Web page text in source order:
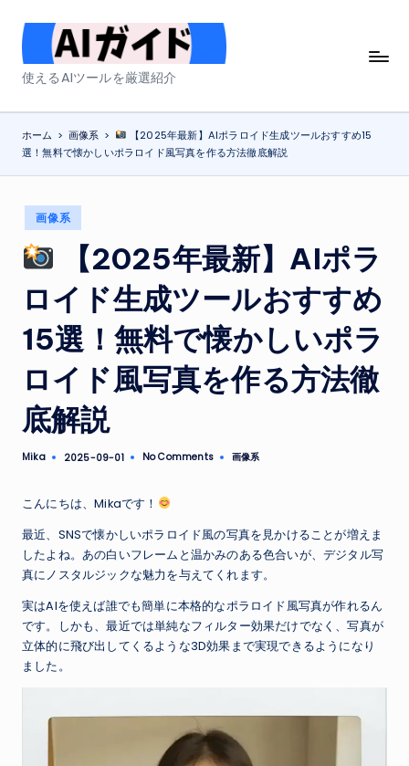
Skip
content
A
ガ
イ
使えるAIツールを厳選紹介
ホーム > 画像系 >
【2025年最新】AIポラロイド生成ツールおすすめ15
選！無料で懐かしいポラロイド風写真を作る方法徹底解説
Posted
in
画像系
【2025年最新】AIポラ
ロイド生成ツールおすすめ
15選！無料で懐かしいポラ
ロイド風写真を作る方法徹
底解説
Posted
Mika 2025-09-01 No Comments
Posted
画像系
こんにちは、Mikaです！
最近、SNSで懐かしいポラロイド風の写真を見かけることが増えま
したよね。あの白いフレームと温かみのある色合いが、デジタル写
真にノスタルジックな魅力を与えてくれます。
実はAIを使えば誰でも簡単に本格的なポラロイド風写真が作れるん
です。しかも、最近では単純なフィルター効果だけでなく、写真が
立体的に飛び出してくるような3D効果まで実現できるようになり
ました。